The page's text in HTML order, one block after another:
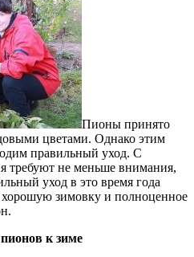
Пионы принято
цветами. Однако этим
правильный уход. С
требуют не меньше внимания,
уход в это время года
хорошую зимовку и полноценное
к зиме